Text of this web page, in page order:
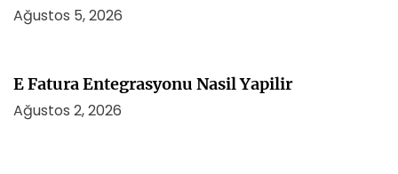
Ağustos 5, 2026
E Fatura Entegrasyonu Nasil Yapilir
Ağustos 2, 2026